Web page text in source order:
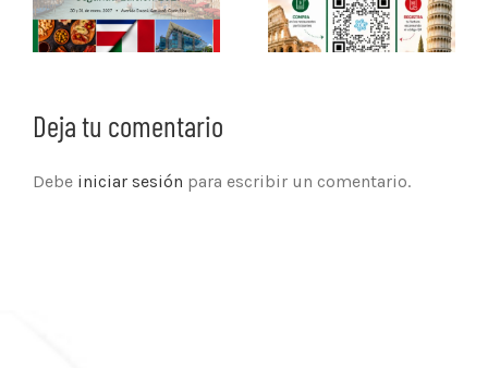
Deja tu comentario
Debe iniciar sesión para escribir un comentario.